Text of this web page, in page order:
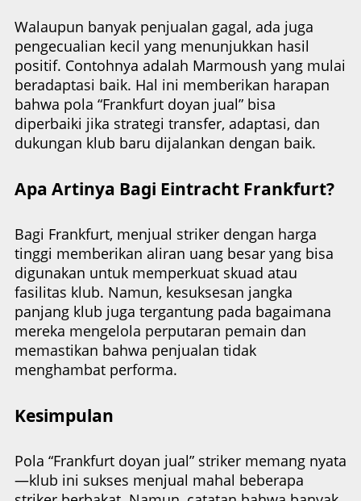
Walaupun banyak penjualan gagal, ada juga
pengecualian kecil yang menunjukkan hasil
positif. Contohnya adalah Marmoush yang mulai
beradaptasi baik. Hal ini memberikan harapan
bahwa pola “Frankfurt doyan jual” bisa
diperbaiki jika strategi transfer, adaptasi, dan
dukungan klub baru dijalankan dengan baik.
Apa Artinya Bagi Eintracht Frankfurt?
Bagi Frankfurt, menjual striker dengan harga
tinggi memberikan aliran uang besar yang bisa
digunakan untuk memperkuat skuad atau
fasilitas klub. Namun, kesuksesan jangka
panjang klub juga tergantung pada bagaimana
mereka mengelola perputaran pemain dan
memastikan bahwa penjualan tidak
menghambat performa.
Kesimpulan
Pola “Frankfurt doyan jual” striker memang nyata
—klub ini sukses menjual mahal beberapa